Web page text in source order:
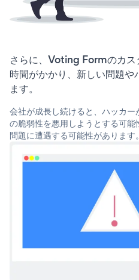
さらに、Voting Formのカス
時間がかかり、新しい問題や
ます。
会社が成長し続けると、ハッカ
の脆弱性を悪用しようとする可
問題に遭遇する可能性があります。